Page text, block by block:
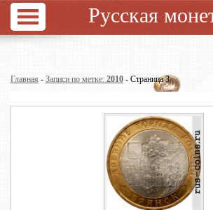
Русская
Главная - Записи по метке: 2010 - Страница 3